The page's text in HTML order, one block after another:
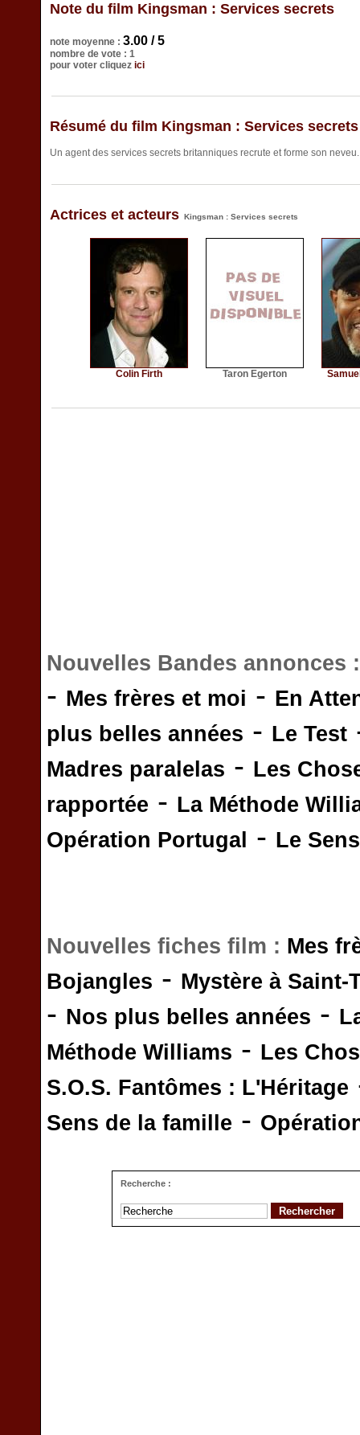
Note du film Kingsman : Services secrets
note moyenne : 3.00 / 5
nombre de vote : 1
pour voter cliquez ici
Résumé du film Kingsman : Services secrets
Un agent des services secrets britanniques recrute et forme son
Actrices et acteurs Kingsman : Services secrets
Colin Firth Taron Egerton
Nouvelles Bandes annonces
- Mes frères et moi - En
plus belles années - Le Test
Madres paralelas - Les
rapportée - La Méthode
Opération Portugal
- Le
Nouvelles fiches film : Mes
Bojangles - Mystère à Saint-
- Nos plus belles années -
Méthode Williams - Les
S.O.S. Fantômes : L'Héritage
Sens de la famille -
Recherche :